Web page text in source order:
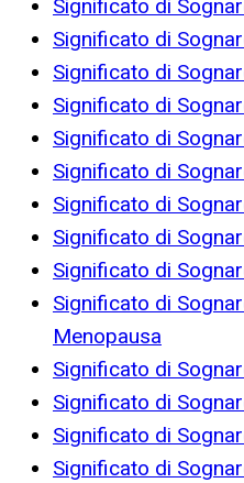
Significato di
Significato di
Significato di
Significato di
Significato di
Significato di
Significato di
Significato di
Significato di
Significato di
Menopausa
Significato di
Significato di
Significato di
Significato di